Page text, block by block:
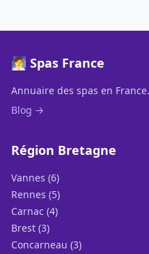
🧖 Spas France
Annuaire des spas en France.
Blog →
Région Bretagne
Vannes (6)
Rennes (5)
Carnac (4)
Brest (3)
Concarneau (3)